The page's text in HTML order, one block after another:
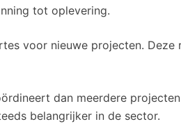
tot oplevering.
voor nieuwe projecten.
dan meerdere
belangrijker in de sector.